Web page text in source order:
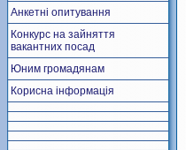
Анкетні опитування
Конкурс на зайняття
вакантних посад
Юним громадянам
Корисна інформація